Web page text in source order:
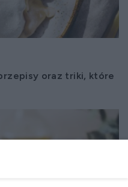
oraz triki, które